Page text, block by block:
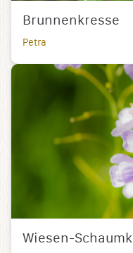
Brunnenkresse
Petra
Wiesen-